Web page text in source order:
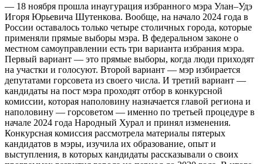
— 18 ноября прошла инаугурация избранного мэра Улан–Удэ
Игоря Юрьевича Шутенкова. Вообще, на начало 2024 года в
России оставалось только четыре столичных города, которые
применяли прямые выборы мэра. В федеральном законе о
местном самоуправлении есть три варианта избрания мэра.
Первый вариант — это прямые выборы, когда люди приходят
на участки и голосуют. Второй вариант — мэр избирается
депутатами горсовета из своего числа. И третий вариант —
кандидаты на пост мэра проходят отбор в конкурсной
комиссии, которая наполовину назначается главой региона и
наполовину — горсоветом — именно по третьей процедуре в
начале 2024 года Народный Хурал и принял изменения.
Конкурсная комиссия рассмотрела материалы пятерых
кандидатов в мэры, изучила их образование, опыт и
выступления, в которых кандидаты рассказывали о своих